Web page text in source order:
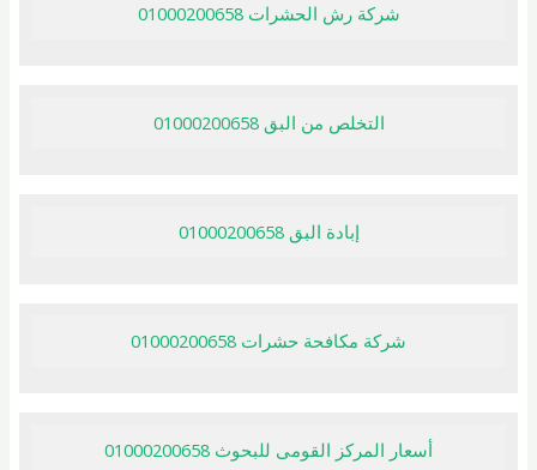
شركة رش الحشرات 01000200658
التخلص من البق 01000200658
إبادة البق 01000200658
شركة مكافحة حشرات 01000200658
أسعار المركز القومى للبحوث 01000200658